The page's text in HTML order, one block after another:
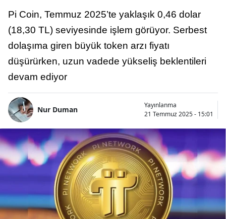
Pi Coin, Temmuz 2025’te yaklaşık 0,46 dolar
(18,30 TL) seviyesinde işlem görüyor. Serbest
dolaşıma giren büyük token arzı fiyatı
düşürürken, uzun vadede yükseliş beklentileri
devam ediyor
Nur Duman
Yayınlanma
21 Temmuz 2025 - 15:01